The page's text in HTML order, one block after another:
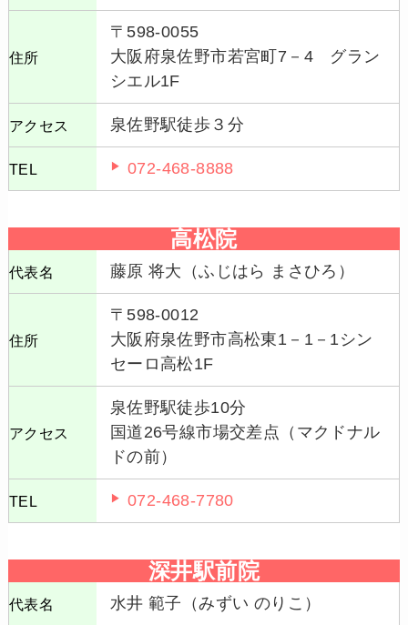
住所
〒598-0055
大阪府泉佐野市若宮町7－4 グラン
シエル1F
アクセス 泉佐野駅徒歩３分
TEL 072-468-8888
高松院
代表名 藤原 将大（ふじはら まさひろ）
住所
〒598-0012
大阪府泉佐野市高松東1－1－1シン
セーロ高松1F
アクセス
泉佐野駅徒歩10分
国道26号線市場交差点（マクドナル
ドの前）
TEL 072-468-7780
深井駅前院
代表名 水井 範子（みずい のりこ）